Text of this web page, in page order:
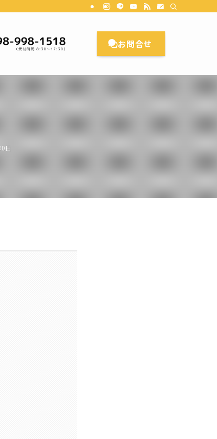
で理想のお家をカタチにします。CL Planningにご相談ください。沖
お問合せ
日